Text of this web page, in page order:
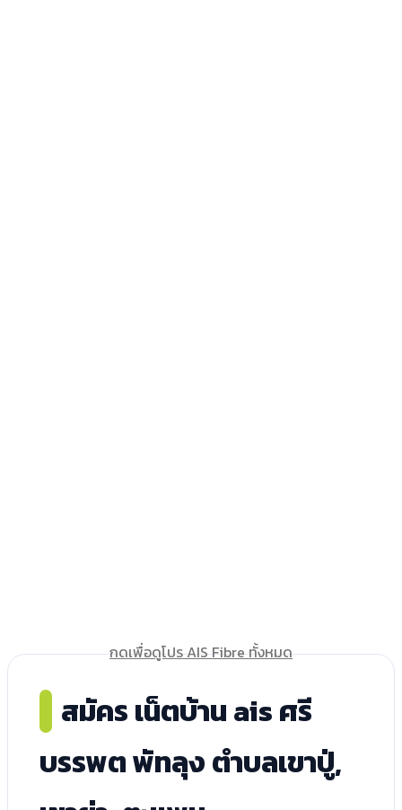
กดเพื่อดูโปร AIS Fibre ทั้งหมด
สมัคร เน็ตบ้าน ais ศรี
บรรพต พัทลุง ตำบลเขาปู่,